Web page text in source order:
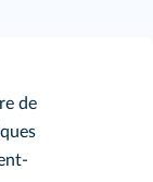
de